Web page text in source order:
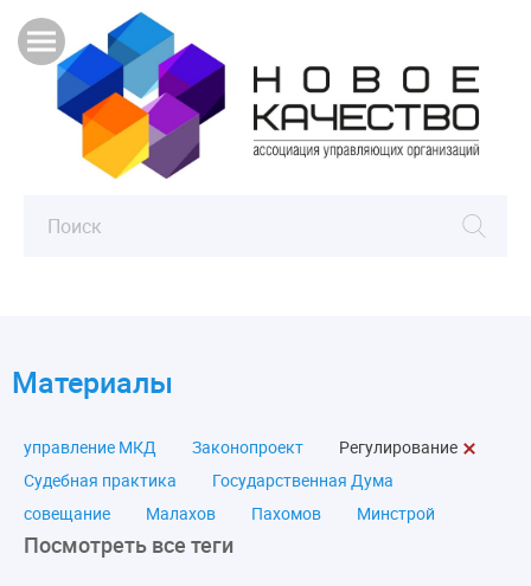
Материалы
управление МКД Законопроект
Регулирование
Судебная практика
Государственная Дума
совещание
Малахов Пахомов
Минстрой
ЛикбезЖКХ
ЖКХ
Строительная неделя
Посмотреть все теги